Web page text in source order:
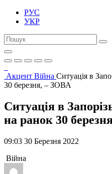
РУС
УКР
Акцент Війна Ситуація в
30 березня, – ЗОВА
Ситуація в
на ранок 30
09:03 30 Березня 2022
Війна